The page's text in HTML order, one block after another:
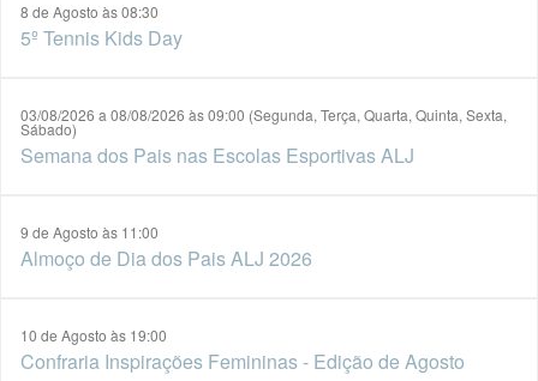
8 de Agosto às 08:30
5º Tennis Kids Day
03/08/2026 a 08/08/2026 às 09:00 (Segunda, Terça, Quarta, Quinta, Sexta,
Sábado)
Semana dos Pais nas Escolas Esportivas ALJ
9 de Agosto às 11:00
Almoço de Dia dos Pais ALJ 2026
10 de Agosto às 19:00
Confraria Inspirações Femininas - Edição de Agosto